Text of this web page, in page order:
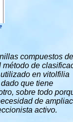
compuestos de
de
en vitolfilia
que tiene
sobre todo
de
activo.